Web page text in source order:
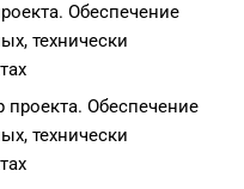
Обеспечение
технически
Обеспечение
технически